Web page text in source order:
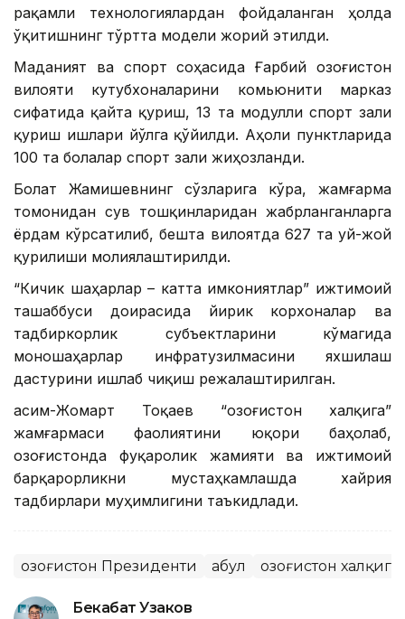
рақамли технологиялардан фойдаланган ҳолда
ўқитишнинг тўртта модели жорий этилди.
Маданият ва спорт соҳасида Ғарбий Қозоғистон
вилояти кутубхоналарини комьюнити марказ
сифатида қайта қуриш, 13 та модулли спорт зали
қуриш ишлари йўлга қўйилди. Аҳоли пунктларида
100 та болалар спорт зали жиҳозланди.
Болат Жамишевнинг сўзларига кўра, жамғарма
томонидан сув тошқинларидан жабрланганларга
ёрдам кўрсатилиб, бешта вилоятда 627 та уй-жой
қурилиши молиялаштирилди.
“Кичик шаҳарлар – катта имкониятлар” ижтимоий
ташаббуси доирасида йирик корхоналар ва
тадбиркорлик субъектларини кўмагида
моношаҳарлар инфратузилмасини яхшилаш
дастурини ишлаб чиқиш режалаштирилган.
Қасим-Жомарт Тоқаев “Қозоғистон халқига”
жамғармаси фаолиятини юқори баҳолаб,
Қозоғистонда фуқаролик жамияти ва ижтимоий
барқарорликни мустаҳкамлашда хайрия
тадбирлари муҳимлигини таъкидлади.
Қозоғистон Президенти Қабул Қозоғистон халқига
Бекабат Узаков